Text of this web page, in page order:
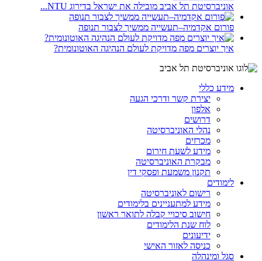
אוניברסיטת תל אביב מובילה את ישראל בדירוג NTU...
פורום אקדמיה–תעשייה ממשיך לצבור תנופה
איך יוצרים מפה מדויקת לעולם הנהיגה האוטונומית?
מידע כללי
יצירת קשר ודרכי הגעה
אלפון
דרושים
נהלי האוניברסיטה
מכרזים
מידע לשעת חירום
מבקרת האוניברסיטה
תקנון משמעת ופסקי דין
לימודים
רישום לאוניברסיטה
מידע למתעניינים בלימודים
חישוב סיכויי קבלה לתואר ראשון
לוח שנת הלימודים
ידיעונים
כניסה לאזור האישי
סגל ומינהלה